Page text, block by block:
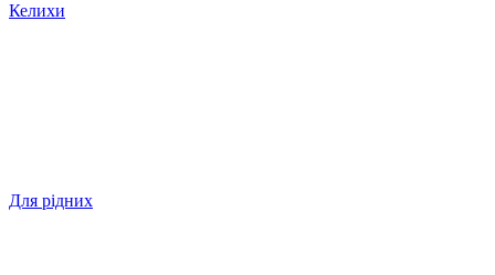
Келихи
Для рідних